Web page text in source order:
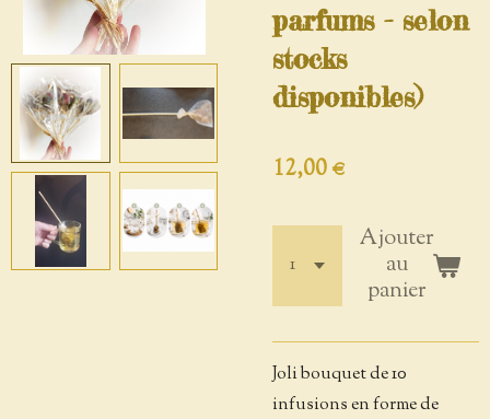
parfums - selon
stocks
disponibles)
12,00 €
Ajouter
au
panier
Joli bouquet de 10
infusions en forme de